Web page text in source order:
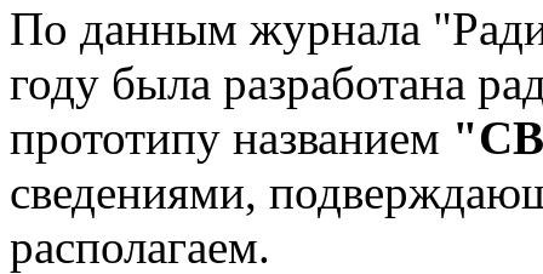
По данным журнала
году была разработана
прототипу названием
сведениями,
располагаем.